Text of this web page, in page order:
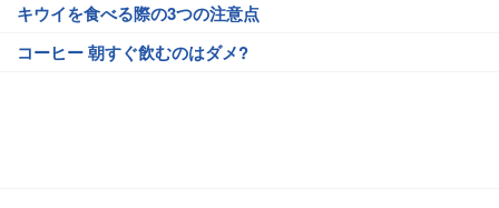
キウイを食べる際の3つの注意点
コーヒー 朝すぐ飲むのはダメ?